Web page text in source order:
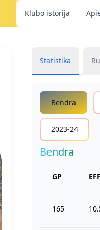
Klubo istorija
Statistika
Bendra
2023-24
Bendra
GP EFF
165